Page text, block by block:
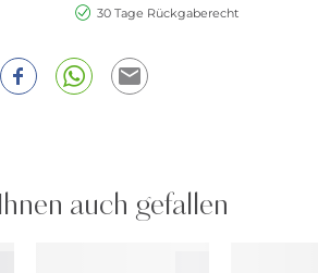
30 Tage Rückgaberecht
auch gefallen